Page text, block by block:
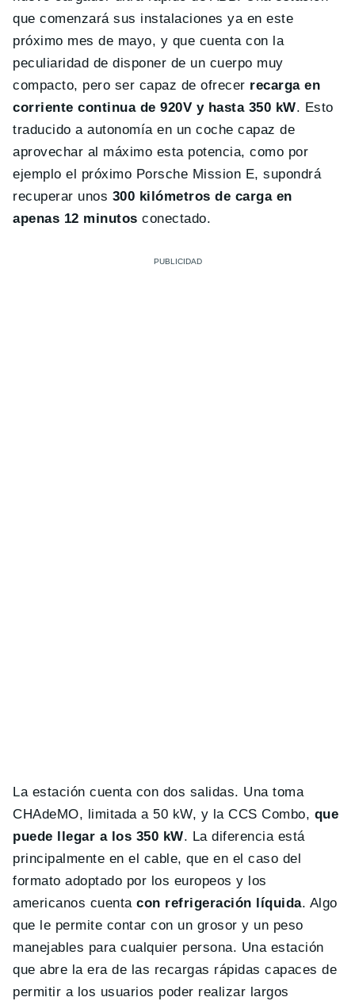
que comenzará sus instalaciones ya en este
próximo mes de mayo, y que cuenta con la
peculiaridad de disponer de un cuerpo muy
compacto, pero ser capaz de ofrecer recarga en
corriente continua de 920V y hasta 350 kW. Esto
traducido a autonomía en un coche capaz de
aprovechar al máximo esta potencia, como por
ejemplo el próximo Porsche Mission E, supondrá
recuperar unos 300 kilómetros de carga en
apenas 12 minutos conectado.
La estación cuenta con dos salidas. Una toma
CHAdeMO, limitada a 50 kW, y la CCS Combo, que
puede llegar a los 350 kW. La diferencia está
principalmente en el cable, que en el caso del
formato adoptado por los europeos y los
americanos cuentacon refrigeración líquida. Algo
que le permite contar con un grosor y un peso
manejables para cualquier persona. Una estación
que abre la era de las recargas rápidas capaces de
permitir a los usuarios poder realizar largos